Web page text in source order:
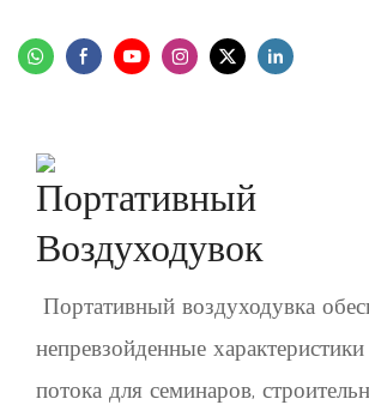
Портативный
Воздуходувок
Портативный воздуходувка
непревзойденные
потока для семинаров,